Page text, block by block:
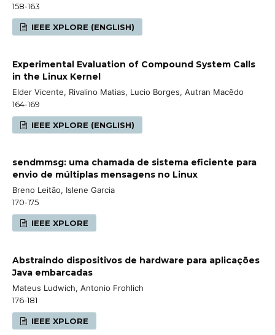
158-163
IEEE XPLORE (ENGLISH)
Experimental Evaluation of Compound System Calls
in the Linux Kernel
Elder Vicente, Rivalino Matias, Lucio Borges, Autran Macêdo
164-169
IEEE XPLORE (ENGLISH)
sendmmsg: uma chamada de sistema eficiente para
envio de múltiplas mensagens no Linux
Breno Leitão, Islene Garcia
170-175
IEEE XPLORE
Abstraindo dispositivos de hardware para aplicações
Java embarcadas
Mateus Ludwich, Antonio Frohlich
176-181
IEEE XPLORE